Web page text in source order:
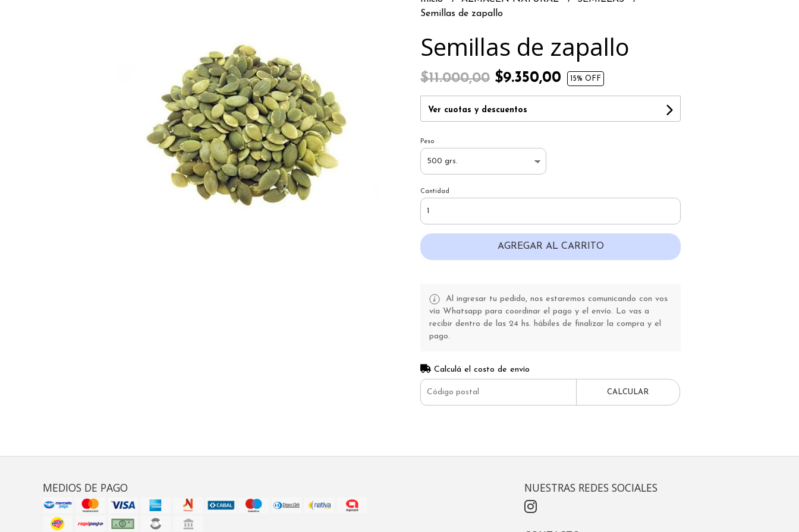
Semillas de zapallo
Semillas de zapallo
$11.000,00 $9.350,00 15% OFF
Ver cuotas y descuentos
Peso
Cantidad
AGREGAR AL CARRITO
Al ingresar tu pedido, nos estaremos comunicando con vos
vía Whatsapp para coordinar el pago y el envío. Lo vas a
recibir dentro de las 24 hs. hábiles de finalizar la compra y el
pago.
Calculá el costo de envío
CALCULAR
MEDIOS DE PAGO NUESTRAS REDES SOCIALES